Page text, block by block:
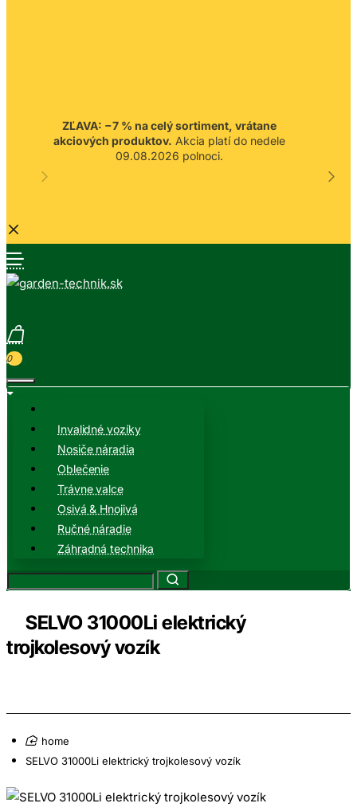
ZĽAVA: −7 % na celý sortiment, vrátane
akciových produktov. Akcia platí do nedele
09.08.2026 polnoci.
0
Invalidné vozíky
Nosiče náradia
Oblečenie
Trávne valce
Osivá & Hnojivá
Ručné náradie
Záhradná technika
SELVO 31000Li elektrický
trojkolesový vozík
home
SELVO 31000Li elektrický trojkolesový vozík